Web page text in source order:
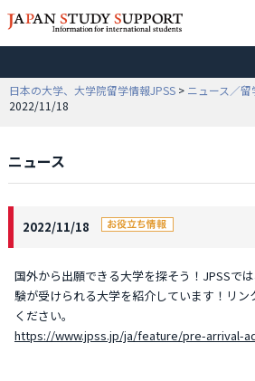
日本の大学、大学院留学情報JPSS > ニュース／
2022/11/18
ニュース
2022/11/18
国外から出願できる大学を探そう！JPSSで
験が受けられる大学を紹介しています！リ
ください。
https://www.jpss.jp/ja/feature/pre-arrival-